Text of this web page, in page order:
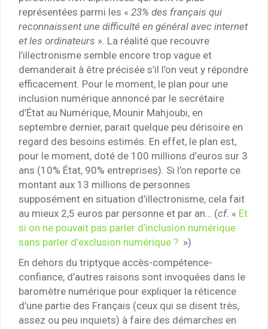
représentées parmi les « 23% des français qui
reconnaissent une difficulté en général avec internet
et les ordinateurs ». La réalité que recouvre
l’illectronisme semble encore trop vague et
demanderait à être précisée s’il l’on veut y répondre
efficacement. Pour le moment, le plan pour une
inclusion numérique annoncé par le secrétaire
d’État au Numérique, Mounir Mahjoubi, en
septembre dernier, parait quelque peu dérisoire en
regard des besoins estimés. En effet, le plan est,
pour le moment, doté de 100 millions d’euros sur 3
ans (10% État, 90% entreprises). Si l’on reporte ce
montant aux 13 millions de personnes
supposément en situation d’illectronisme, cela fait
au mieux 2,5 euros par personne et par an… (cf. « Et
si on ne pouvait pas parler d’inclusion numérique
sans parler d’exclusion numérique ? »)
En dehors du triptyque accès-compétence-
confiance, d’autres raisons sont invoquées dans le
baromètre numérique pour expliquer la réticence
d’une partie des Français (ceux qui se disent très,
assez ou peu inquiets) à faire des démarches en